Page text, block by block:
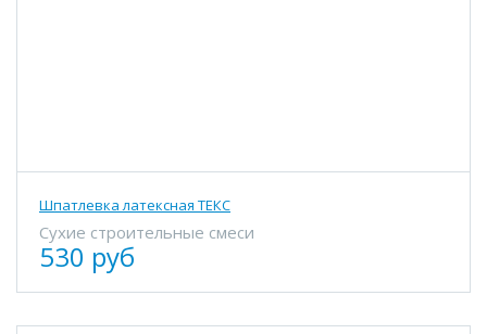
Шпатлевка латексная ТЕКС
Сухие строительные смеси
530 руб